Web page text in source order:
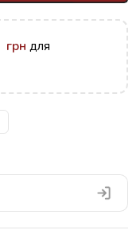
грн для